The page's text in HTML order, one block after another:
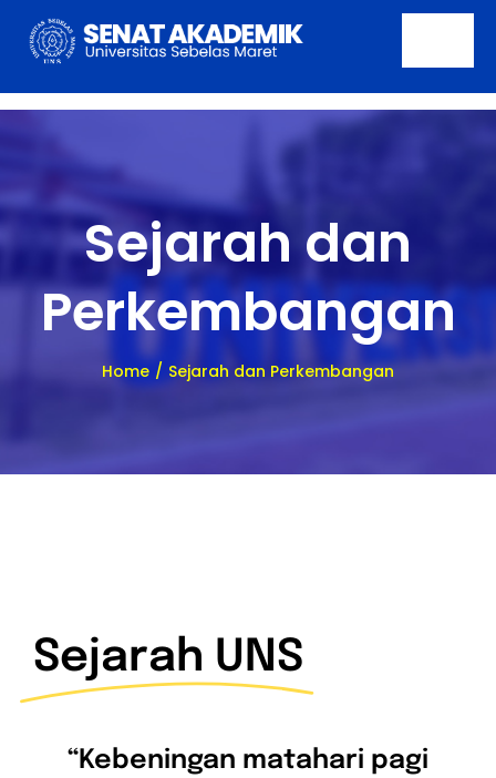
Beranda
Tentang
Profil
Pencapaian
Kontak
Sejarah dan
Perkembangan
Home Sejarah dan Perkembangan
Sejarah UNS
“Kebeningan matahari pagi